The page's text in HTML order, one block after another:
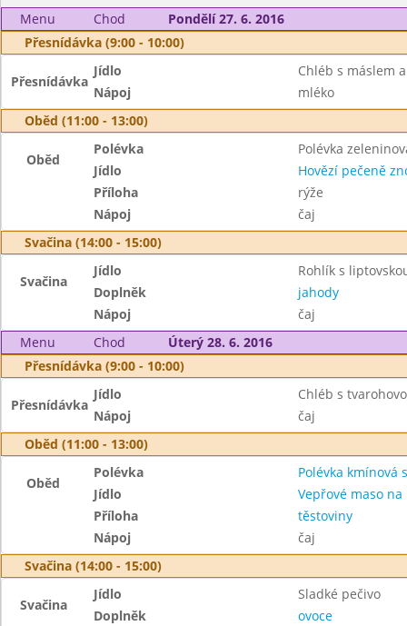
Menu Chod
Pondělí 27. 6. 2016
Přesnídávka (9:00 - 10:00)
Přesnídávka
Jídlo
Chléb s máslem
Nápoj
mléko
Oběd (11:00 - 13:00)
Oběd
Polévka
Polévka
Jídlo
Hovězí pečeně
Příloha
rýže
Nápoj
čaj
Svačina (14:00 - 15:00)
Svačina
Jídlo
Rohlík s
Doplněk
jahody
Nápoj
čaj
Menu
Chod
Úterý 28. 6. 2016
Přesnídávka (9:00 - 10:00)
Přesnídávka
Jídlo
Chléb s
Nápoj
čaj
Oběd (11:00 - 13:00)
Oběd
Polévka
Polévka kmínová
Jídlo
Vepřové maso
Příloha
těstoviny
Nápoj
čaj
Svačina (14:00 - 15:00)
Svačina
Jídlo
Sladké pečivo
Doplněk
ovoce